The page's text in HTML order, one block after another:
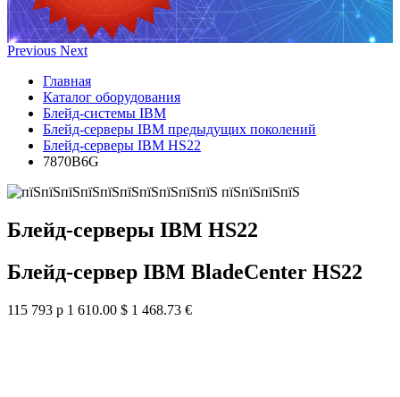
Previous Next
Главная
Каталог оборудования
Блейд-системы IBM
Блейд-серверы IBM предыдущих поколений
Блейд-серверы IBM HS22
7870B6G
Блейд-серверы IBM HS22
Блейд-сервер IBM BladeCenter HS22
115 793 р 1 610.00 $ 1 468.73 €